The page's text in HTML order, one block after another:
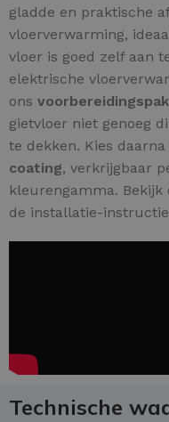
gladde en praktische
vloerverwarming,
vloer is goed zelf aan
elektrische
ons
gietvloer niet genoeg
te dekken. Kies daarna
coating, verkrijgbaar
kleurengamma. Bekijk
de installatie-
Technische